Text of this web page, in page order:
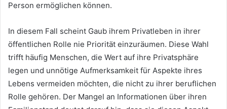
Person ermöglichen können.
In diesem Fall scheint Gaub ihrem Privatleben in ihrer
öffentlichen Rolle nie Priorität einzuräumen. Diese Wahl
trifft häufig Menschen, die Wert auf ihre Privatsphäre
legen und unnötige Aufmerksamkeit für Aspekte ihres
Lebens vermeiden möchten, die nicht zu ihrer beruflichen
Rolle gehören. Der Mangel an Informationen über ihren